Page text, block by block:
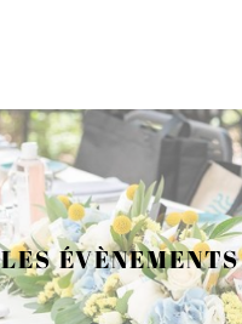
LES ÉVÈNEMENTS